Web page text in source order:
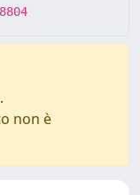
.
non è